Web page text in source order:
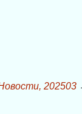
202503